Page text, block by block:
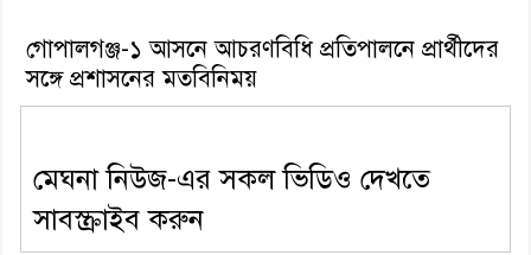
গোপালগঞ্জ-১ আসনে আচরণবিধি প্রতিপালনে প্রার্থীদের
সঙ্গে প্রশাসনের মতবিনিময়
মেঘনা নিউজ-এর সকল ভিডিও দেখতে
সাবস্ক্রাইব করুন